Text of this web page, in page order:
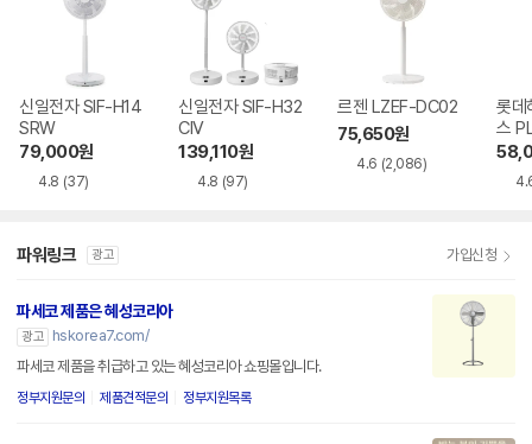
신일전자 SIF-H14
SRW
79,000원
4.8 (37)
신일전자 SIF-H32
CIV
139,110원
4.8 (97)
르젠 LZEF-DC02
75,650원
4.6 (2,086)
롯데
스
WH
파워링크 광고 가입신청
파세코 제품은 혜성코리아
광고
hskorea7.com/
파세코 제품을 취급하고 있는 혜성코리아 쇼핑몰입니다.
정부지원문의 제품견적문의 정부지원목록